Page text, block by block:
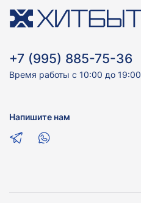
+7 (995) 885-75-36
Время работы с 10:00 до 19:00
Напишите нам